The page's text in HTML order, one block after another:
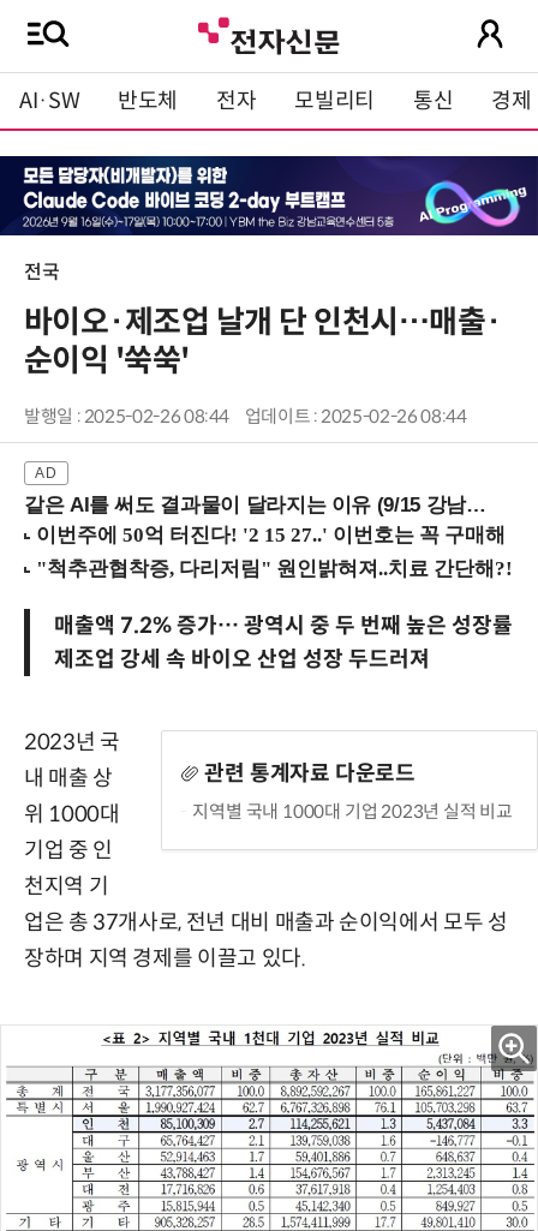
AI·SW 반도체 전자 모빌리티 통신 경제
전국
바이오·제조업 날개 단 인천시…매출·
순이익 '쑥쑥'
발행일 : 2025-02-26 08:44 업데이트 : 2025-02-26 08:44
같은 AI를 써도 결과물이 달라지는 이유 (9/15 강남역)
매출액 7.2% 증가… 광역시 중 두 번째 높은 성장률
제조업 강세 속 바이오 산업 성장 두드러져
관련 통계자료 다운로드
지역별 국내 1000대 기업 2023년 실적 비교
2023년 국
내 매출 상
위 1000대
기업 중 인
천지역 기
업은 총 37개사로, 전년 대비 매출과 순이익에서 모두 성
장하며 지역 경제를 이끌고 있다.